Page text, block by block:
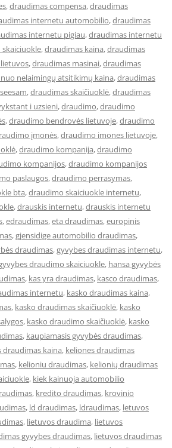
,draudimas compensa,draudimas
internetu automobilio,draudimas
internetu pigiau,draudimas internetu
,draudimas kaina,draudimas
,draudimas masinai,draudimas
nelaimingų atsitikimų kaina,draudimas
,draudimas skaičiuoklė,draudimas
i uzsieni,draudimo,draudimo
,draudimo bendrovės lietuvoje,draudimo
įmonės,draudimo imones lietuvoje,
,draudimo kompanija,draudimo
kompanijos,draudimo kompanijos
paslaugos,draudimo perrasymas,
bta,draudimo skaiciuokle internetu,
,drauskis internetu,drauskis internetu
,edraudimas,eta draudimas,europinis
,gjensidige automobilio draudimas,
draudimas,gyvybes draudimas internetu,
draudimo skaiciuokle, hansa gyvybės
, kas yra draudimas, kasco draudimas,
internetu, kasko draudimas kaina,
, kasko draudimas skaičiuoklė, kasko
, kasko draudimo skaičiuoklė, kasko
, kaupiamasis gyvybės draudimas,
draudimas kaina, keliones draudimas
, kelioniu draudimas, kelionių draudimas
, kiek kainuoja automobilio
, kredito draudimas, krovinio
, ld draudimas, ldraudimas, letuvos
, lietuvos draudima, lietuvos
gyvybes draudimas, lietuvos draudimas